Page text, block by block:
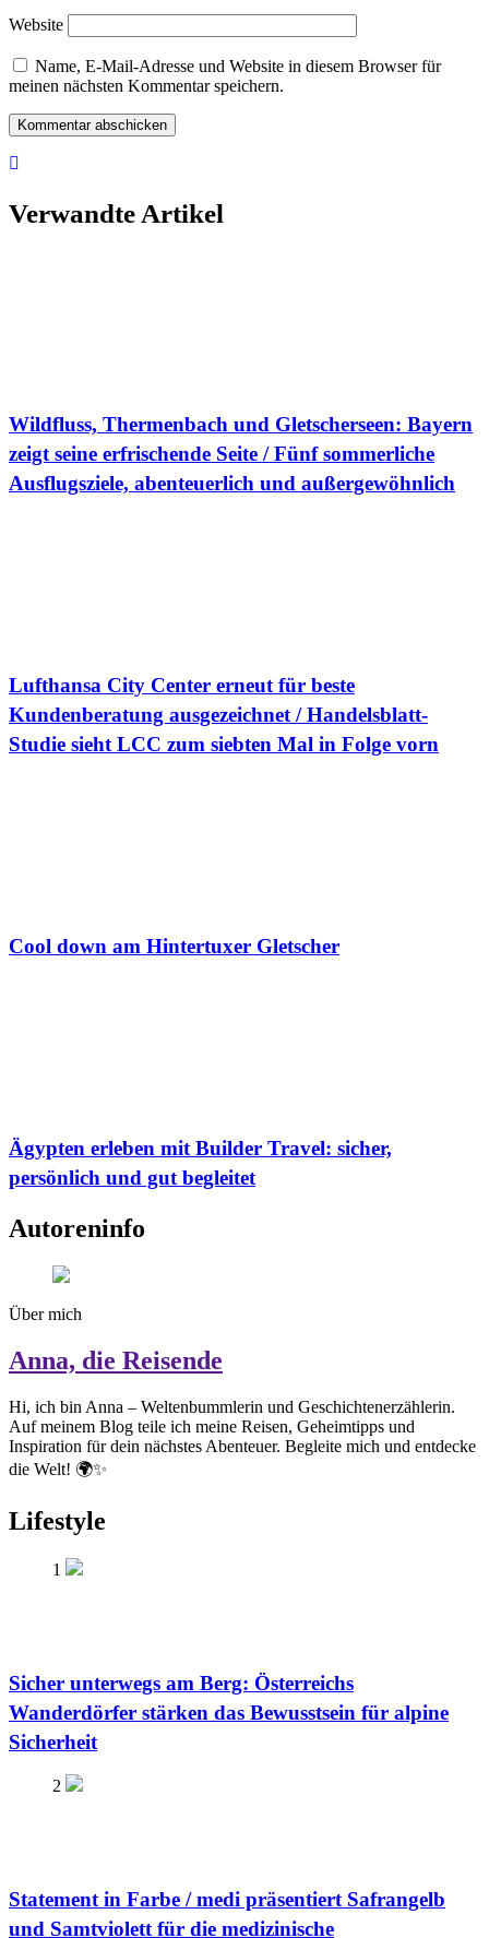
Website
Name, E-Mail-Adresse und Website in diesem Browser für
meinen nächsten Kommentar speichern.
Verwandte Artikel
Wildfluss, Thermenbach und Gletscherseen: Bayern
zeigt seine erfrischende Seite / Fünf sommerliche
Ausflugsziele, abenteuerlich und außergewöhnlich
Lufthansa City Center erneut für beste
Kundenberatung ausgezeichnet / Handelsblatt-
Studie sieht LCC zum siebten Mal in Folge vorn
Cool down am Hintertuxer Gletscher
Ägypten erleben mit Builder Travel: sicher,
persönlich und gut begleitet
Autoreninfo
Über mich
Anna, die Reisende
Hi, ich bin Anna – Weltenbummlerin und Geschichtenerzählerin.
Auf meinem Blog teile ich meine Reisen, Geheimtipps und
Inspiration für dein nächstes Abenteuer. Begleite mich und entdecke
die Welt! 🌍✨
Lifestyle
1
Sicher unterwegs am Berg: Österreichs
Wanderdörfer stärken das Bewusstsein für alpine
Sicherheit
2
Statement in Farbe / medi präsentiert Safrangelb
und Samtviolett für die medizinische